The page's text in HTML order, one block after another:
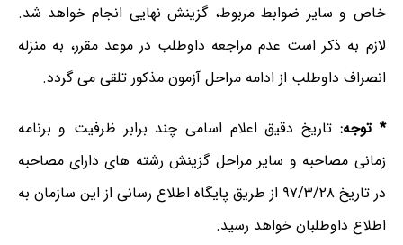
خاص و سایر ضوابط مربوط، گزینش نهایی انجام خواهد شد.
لازم به ذکر است عدم مراجعه داوطلب در موعد مقرر، به منزله
انصراف داوطلب از ادامه مراحل آزمون مذکور تلقی می گردد.
* توجه: تاریخ دقیق اعلام اسامی چند برابر ظرفیت و برنامه
زمانی مصاحبه و سایر مراحل گزینش رشته های دارای مصاحبه
در تاریخ ۹۷/۳/۲۸ از طریق پایگاه اطلاع رسانی از این سازمان به
اطلاع داوطلبان خواهد رسید.